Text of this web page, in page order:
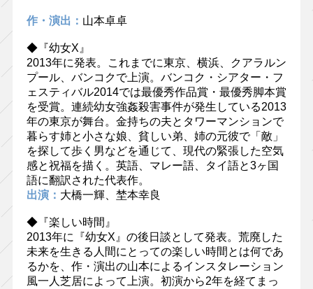
作・演出： 山本卓卓
◆『幼女X』
2013年に発表。これまでに東京、横浜、クアラルン
プール、バンコクで上演。バンコク・シアター・フ
ェスティバル2014では最優秀作品賞・最優秀脚本賞
を受賞。連続幼女強姦殺害事件が発生している2013
年の東京が舞台。金持ちの夫とタワーマンションで
暮らす姉と小さな娘、貧しい弟、姉の元彼で「敵」
を探して歩く男などを通じて、現代の緊張した空気
感と祝福を描く。英語、マレー語、タイ語と3ヶ国
語に翻訳された代表作。
出演： 大橋一輝、埜本幸良
◆『楽しい時間』
2013年に『幼女X』の後日談として発表。荒廃した
未来を生きる人間にとっての楽しい時間とは何であ
るかを、作・演出の山本によるインスタレーション
風一人芝居によって上演。初演から2年を経てまっ